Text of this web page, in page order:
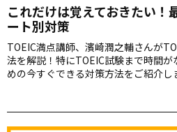
これだけは覚えておきたい！
ート別対策
TOEIC満点講師、濱崎潤之輔さんが
法を解説！特にTOEIC試験まで時間
めの今すぐできる対策方法をご紹介し